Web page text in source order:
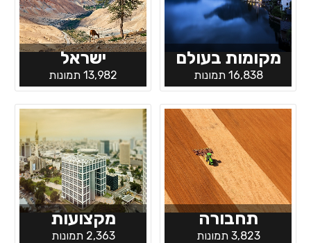
מקומות בעולם
16,838 תמונות
ישראל
13,982 תמונות
תחבורה
3,823 תמונות
מקצועות
2,363 תמונות